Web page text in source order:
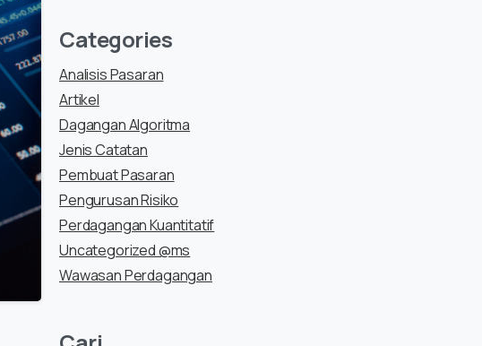
Categories
Analisis Pasaran
Artikel
Dagangan Algoritma
Jenis Catatan
Pembuat Pasaran
Pengurusan Risiko
Perdagangan Kuantitatif
Uncategorized @ms
Wawasan Perdagangan